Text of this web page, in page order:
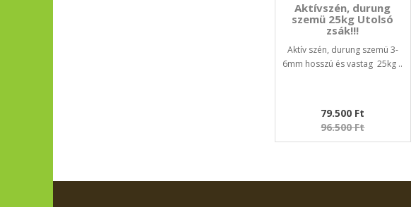
Aktívszén, durung
szemü 25kg Utolsó
zsák!!!
Aktív szén, durung szemü 3-
6mm hosszú és vastag 25kg ..
79.500 Ft
96.500 Ft